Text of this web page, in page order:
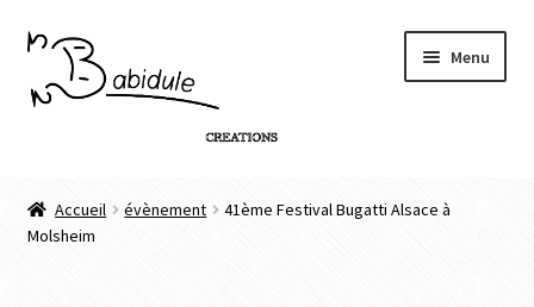
Menu
Boutique
Accueil évènement
41ème Festival Bugatti Alsace à
Molsheim